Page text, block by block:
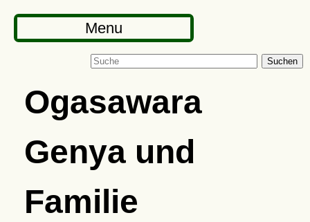
Menu
Suchen
Ogasawara
Genya und
Familie